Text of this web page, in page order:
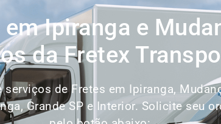
Ipiranga e
da Fretex
de Fretes em Ipiranga,
Grande SP e Interior. Solicite seu